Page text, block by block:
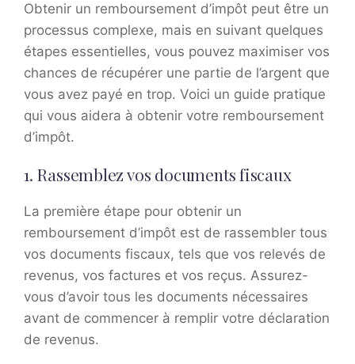
Obtenir un remboursement d’impôt peut être un
processus complexe, mais en suivant quelques
étapes essentielles, vous pouvez maximiser vos
chances de récupérer une partie de l’argent que
vous avez payé en trop. Voici un guide pratique
qui vous aidera à obtenir votre remboursement
d’impôt.
1. Rassemblez vos documents fiscaux
La première étape pour obtenir un
remboursement d’impôt est de rassembler tous
vos documents fiscaux, tels que vos relevés de
revenus, vos factures et vos reçus. Assurez-
vous d’avoir tous les documents nécessaires
avant de commencer à remplir votre déclaration
de revenus.